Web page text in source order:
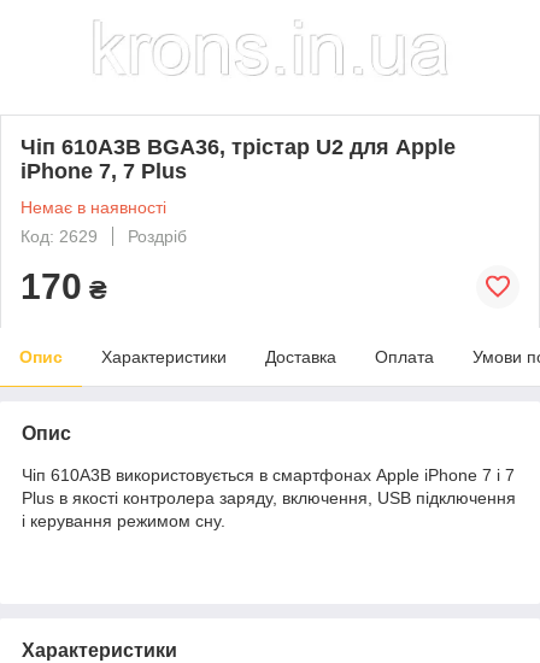
Чіп 610A3B BGA36, трістар U2 для Apple
iPhone 7, 7 Plus
Немає в наявності
Код: 2629
Роздріб
170 ₴
Опис Характеристики Доставка Оплата Умови
Опис
Чіп 610A3B використовується в смартфонах Apple iPhone 7 і 7
Plus в якості контролера заряду, включення, USB підключення
і керування режимом сну.
Характеристики